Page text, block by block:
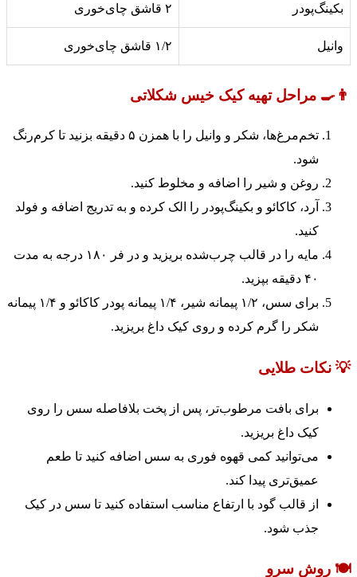
بکینگ‌پودر ۲ قاشق چای‌خوری
وانیل ۱/۲ قاشق چای‌خوری
👨‍🍳 مراحل تهیه کیک خیس شکلاتی
تخم‌مرغ‌ها، شکر و وانیل را با همزن ۵ دقیقه بزنید تا کرم‌رنگ
شود.
روغن و شیر را اضافه و مخلوط کنید.
آرد، کاکائو و بکینگ‌پودر را الک کرده و به تدریج اضافه و فولد
کنید.
مایه را در قالب چرب‌شده بریزید و در فر ۱۸۰ درجه به مدت
۴۰ دقیقه بپزید.
برای سس، ۱/۲ پیمانه شیر، ۱/۴ پیمانه پودر کاکائو و ۱/۴ پیمانه
شکر را گرم کرده و روی کیک داغ بریزید.
💡 نکات طلایی
برای بافت مرطوب‌تر، پس از پخت بلافاصله سس را روی
کیک داغ بریزید.
می‌توانید کمی قهوه فوری به سس اضافه کنید تا طعم
عمیق‌تری پیدا کند.
از قالب گود با ارتفاع مناسب استفاده کنید تا سس در کیک
جذب شود.
🍽️ روش سرو